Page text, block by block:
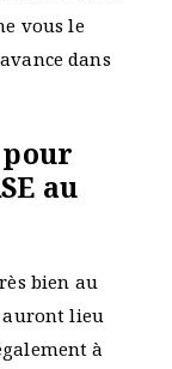
vous le
dans
au
bien au
auront lieu
à